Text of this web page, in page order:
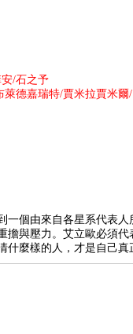
/石之予
嘉瑞特/賈米拉賈米爾/
一個由來自各星系代表
擔與壓力。艾立歐必須
麼樣的人，才是自己真